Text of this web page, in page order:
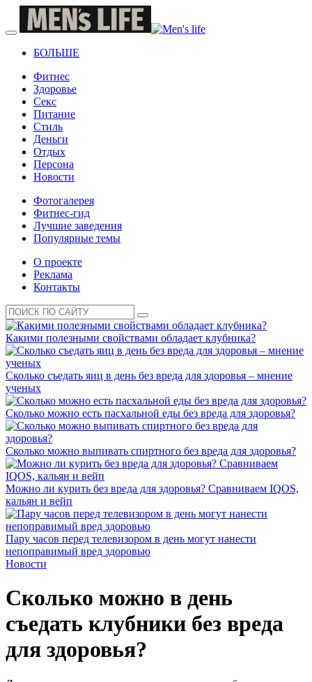
БОЛЬШЕ
Фитнес
Здоровье
Секс
Питание
Стиль
Деньги
Отдых
Персона
Новости
Фотогалерея
Фитнес-гид
Лучшие заведения
Популярные темы
О проекте
Реклама
Контакты
Какими полезными свойствами обладает клубника?
Сколько съедать яиц в день без вреда для здоровья – мнение
ученых
Сколько можно есть пасхальной еды без вреда для здоровья?
Сколько можно выпивать спиртного без вреда для здоровья?
Можно ли курить без вреда для здоровья? Сравниваем IQOS,
кальян и вейп
Пару часов перед телевизором в день могут нанести
непоправимый вред здоровью
Новости
Сколько можно в день
съедать клубники без вреда
для здоровья?